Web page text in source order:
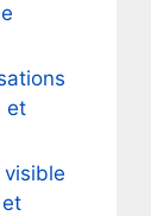
et
visible